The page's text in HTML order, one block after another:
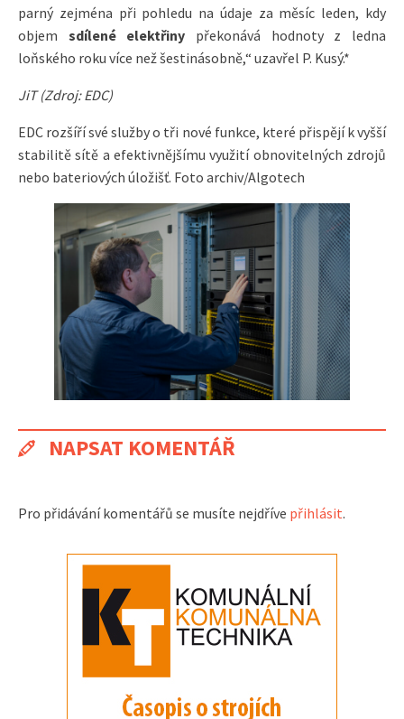
parný zejména při pohledu na údaje za měsíc leden, kdy
objem sdílené elektřiny překonává hodnoty z ledna
loňského roku více než šestinásobně,“ uzavřel P. Kusý.*
JiT (Zdroj: EDC)
EDC rozšíří své služby o tři nové funkce, které přispějí k vyšší
stabilitě sítě a efektivnějšímu využití obnovitelných zdrojů
nebo bateriových úložišť. Foto archiv/Algotech
NAPSAT KOMENTÁŘ
Pro přidávání komentářů se musíte nejdříve přihlásit.